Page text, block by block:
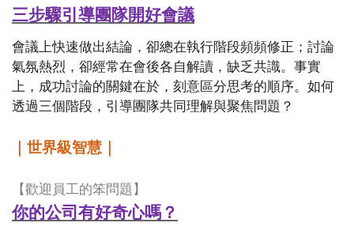
三步驟引導團隊開好會議
會議上快速做出結論，卻總在執行階段頻頻修正；討論
氣氛熱烈，卻經常在會後各自解讀，缺乏共識。事實
上，成功討論的關鍵在於，刻意區分思考的順序。如何
透過三個階段，引導團隊共同理解與聚焦問題？
｜世界級智慧｜
【歡迎員工的笨問題】
你的公司有好奇心嗎？